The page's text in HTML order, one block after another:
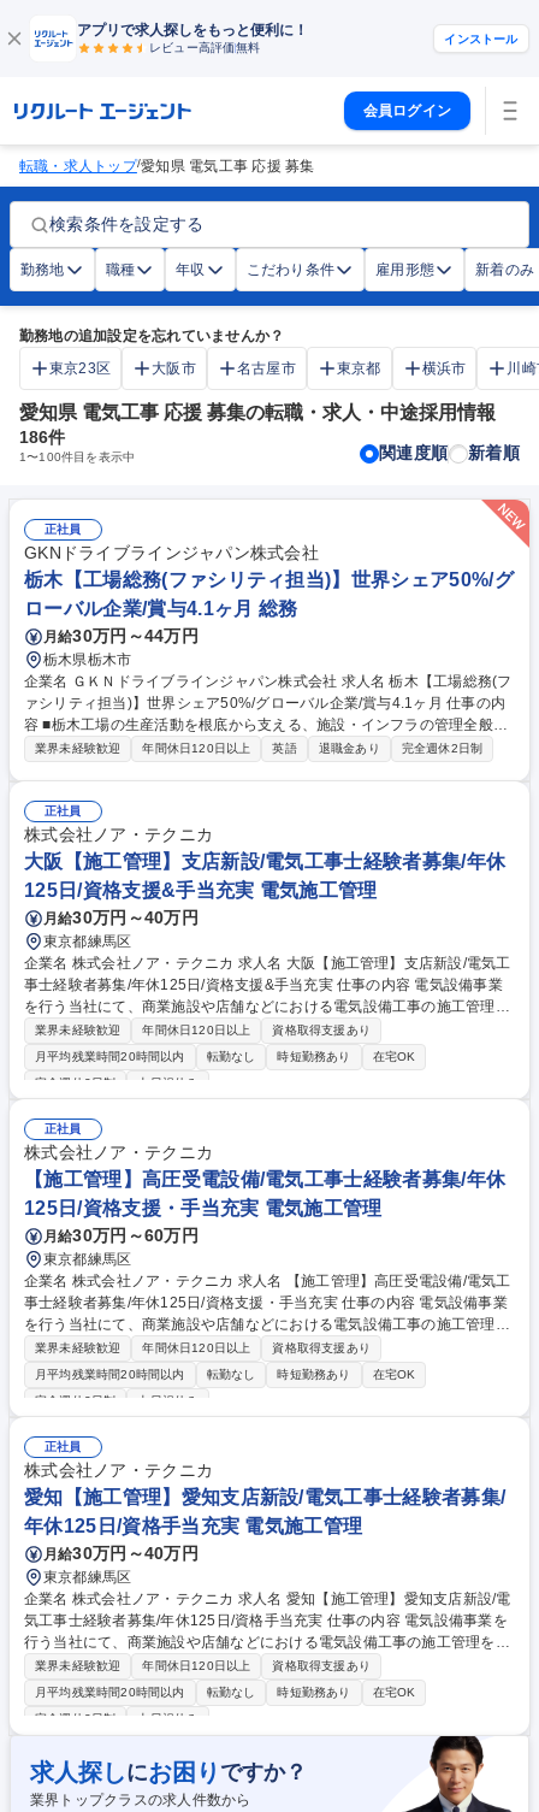
アプリで求人探しをもっと便利に！
レビュー高評価無料
インストール
会員ログイン
転職・求人トップ/愛知県 電気工事 応援 募集
検索条件を設定する
勤務地 職種 年収 こだわり条件 雇用形態 新着のみ
勤務地の追加設定を忘れていませんか？
東京23区
大阪市 名古屋市 東京都 横浜市 川
愛知県 電気工事 応援 募集の転職・求人・中途採用情報
186件
1〜100件目を表示中 関連度順 新着順
正社員
GKNドライブラインジャパン株式会社
栃木【工場総務(ファシリティ担当)】世界シェア50%/グ
ローバル企業/賞与4.1ヶ月 総務
月給30万円～44万円
栃木県栃木市
企業名 ＧＫＮドライブラインジャパン株式会社 求人名 栃木【工場総務(フ
ァシリティ担当)】世界シェア50%/グローバル企業/賞与4.1ヶ月 仕事の内
容 ■栃木工場の生産活動を根底から支える、施設・インフラの管理全般を
お任せします。電気や空調、給排水などの維持管理や改善計画の立案を通
管理まで幅広く担当します。工事業者の手配や社内調整がメインとなるた
めマネジメント要素が強めです。 ※緊急時のトラブル対応（土日夜間）も
発生しますが、頻度は少なく出勤時は代休取得を徹底。チームで協力し合
う体制が整っています。将来的に省エネ等の最適化にも挑戦可能です。 募
集職種 栃木【工場総務(ファシリティ担当)】世界シェア50%/グローバル企
業/賞与4.1ヶ月
業界未経験歓迎 年間休日120日以上 英語 退職金あり 完全週休2日制
正社員
株式会社ノア・テクニカ
大阪【施工管理】支店新設/電気工事士経験者募集/年休
125日/資格支援&手当充実 電気施工管理
月給30万円～40万円
東京都練馬区
企業名 株式会社ノア・テクニカ 求人名 大阪【施工管理】支店新設/電気工
事士経験者募集/年休125日/資格支援&手当充実 仕事の内容 電気設備事業
を行う当社にて、商業施設や店舗などにおける電気設備工事の施工管理を
ご担当いただきます。 ★電気工事士経験者の方を募集します！★ 【具体
的には】 支店の拡大にともない、大阪支店長・副支店長候補として新たな
仲間を募集します。 主な業務は、工程管理や安全管理、業者とのやり取り
量を持って現場を動かすことができ、やりがいを感じられるポジションで
す。 募集職種 大阪【施工管理】支店新設/電気工事士経験者募集/年休125
日/資格支援&手当充実
業界未経験歓迎 年間休日120日以上
資格取得支援あり
月平均残業時間20時間以内
転勤なし 時短勤務あり
在宅OK
完全週休2日制
土日祝休み
正社員
株式会社ノア・テクニカ
【施工管理】高圧受電設備/電気工事士経験者募集/年休
125日/資格支援・手当充実 電気施工管理
月給30万円～60万円
東京都練馬区
企業名 株式会社ノア・テクニカ 求人名 【施工管理】高圧受電設備/電気工
事士経験者募集/年休125日/資格支援・手当充実 仕事の内容 電気設備事業
を行う当社にて、商業施設や店舗などにおける電気設備工事の施工管理を
ご担当いただきます。高圧受電設備に関する工事案件がメインになりま
す。★電気工事士経験者の方を募集します！★ 【具体的には】 受変電設
備の更新・新設に伴う工程・品質・安全の管理業務をお任せします。 実作
を持って現場を動かすことができ、やりがいを感じられるポジションで
す。 募集職種 【施工管理】高圧受電設備/電気工事士経験者募集/年休125
日/資格支援・手当充実
業界未経験歓迎 年間休日120日以上
資格取得支援あり
月平均残業時間20時間以内
転勤なし 時短勤務あり
在宅OK
完全週休2日制
土日祝休み
正社員
株式会社ノア・テクニカ
愛知【施工管理】愛知支店新設/電気工事士経験者募集/
年休125日/資格手当充実 電気施工管理
月給30万円～40万円
東京都練馬区
企業名 株式会社ノア・テクニカ 求人名 愛知【施工管理】愛知支店新設/電
気工事士経験者募集/年休125日/資格手当充実 仕事の内容 電気設備事業を
行う当社にて、商業施設や店舗などにおける電気設備工事の施工管理をご
担当いただきます。 ★電気工事士経験者の方を募集します！★ 【具体的
には】 支店の拡大にともない、愛知支店長・副支店長候補として新たな仲
間を募集します。 主な業務は、工程管理や安全管理、業者とのやり取りな
を持って現場を動かすことができ、やりがいを感じられるポジションで
す。 募集職種 愛知【施工管理】愛知支店新設/電気工事士経験者募集/年休
125日/資格手当充実
業界未経験歓迎 年間休日120日以上
資格取得支援あり
月平均残業時間20時間以内
転勤なし 時短勤務あり
在宅OK
完全週休2日制
土日祝休み
求人探しにお困り ですか？
業界トップクラスの求人件数から